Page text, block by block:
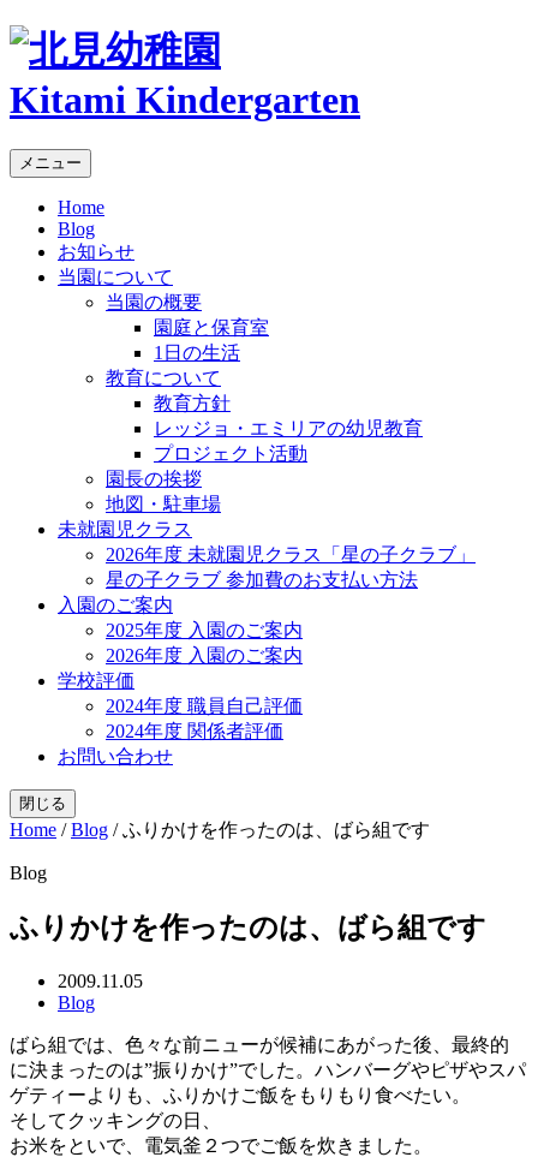
Kitami Kindergarten
メニュー
Home
Blog
お知らせ
当園について
当園の概要
園庭と保育室
1日の生活
教育について
教育方針
レッジョ・エミリアの幼児教育
プロジェクト活動
園長の挨拶
地図・駐車場
未就園児クラス
2026年度 未就園児クラス「星の子クラブ」
星の子クラブ 参加費のお支払い方法
入園のご案内
2025年度 入園のご案内
2026年度 入園のご案内
学校評価
2024年度 職員自己評価
2024年度 関係者評価
お問い合わせ
閉じる
Home /Blog /ふりかけを作ったのは、ばら組です
Blog
ふりかけを作ったのは、ばら組です
2009.11.05
Blog
ばら組では、色々な前ニューが候補にあがった後、最終的
に決まったのは”振りかけ”でした。ハンバーグやピザやスパ
ゲティーよりも、ふりかけご飯をもりもり食べたい。
そしてクッキングの日、
お米をといで、電気釜２つでご飯を炊きました。